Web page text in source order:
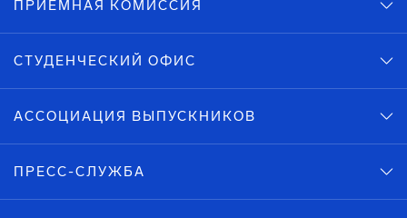
ПРИЕМНАЯ КОМИССИЯ
СТУДЕНЧЕСКИЙ ОФИС
АССОЦИАЦИЯ ВЫПУСКНИКОВ
ПРЕСС-СЛУЖБА